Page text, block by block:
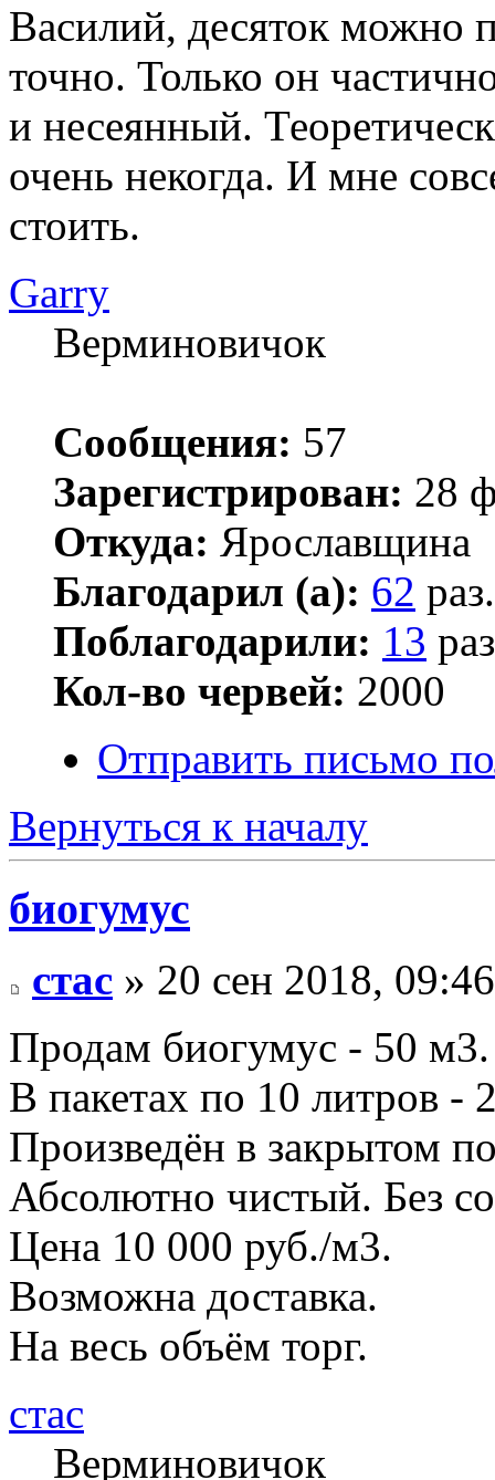
Василий, десяток можно
точно. Только он
и несеянный.
очень некогда. И мне
стоить.
Garry
Верминовичок
Сообщения: 57
Зарегистрирован: 28
Откуда: Ярославщина
Благодарил (а): 62 раз.
Поблагодарили: 13
Кол-во червей: 2000
Отправить письмо
Вернуться к началу
биогумус
стас » 20 сен 2018, 09:46
Продам биогумус - 50
В пакетах по 10 литров -
Произведён в закрытом
Абсолютно чистый. Без
Цена 10 000 руб./м3.
Возможна доставка.
На весь объём торг.
стас
Верминовичок